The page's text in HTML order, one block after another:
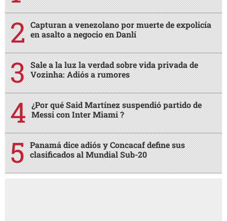
Capturan a venezolano por muerte de expolicía
en asalto a negocio en Danlí
Sale a la luz la verdad sobre vida privada de
Vozinha: Adiós a rumores
¿Por qué Said Martínez suspendió partido de
Messi con Inter Miami ?
Panamá dice adiós y Concacaf define sus
clasificados al Mundial Sub-20